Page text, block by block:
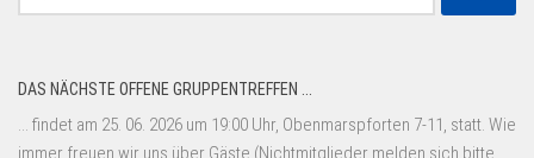
nach:
DAS NÄCHSTE OFFENE GRUPPENTREFFEN ...
... findet am 25. 06. 2026 um 19:00 Uhr, Obenmarspforten 7-11, statt. Wie
immer freuen wir uns über Gäste (Nichtmitglieder melden sich bitte